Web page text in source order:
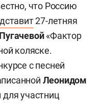
что Россию
27-летняя
«Фактор
коляске.
с песней
Леонидом
участниц